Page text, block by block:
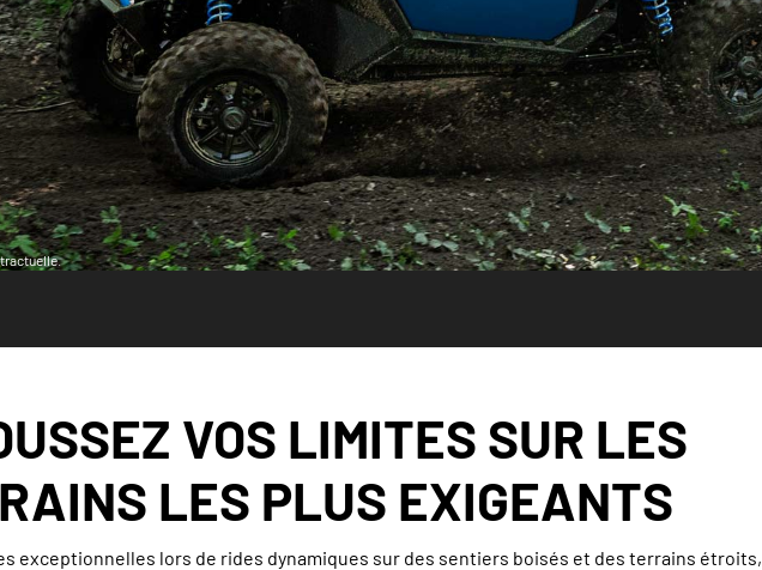
VOS LIMITES SUR LES
LES PLUS EXIGEANTS
exceptionnelles lors de rides dynamiques sur des sentiers boisés et des terrains étroits,